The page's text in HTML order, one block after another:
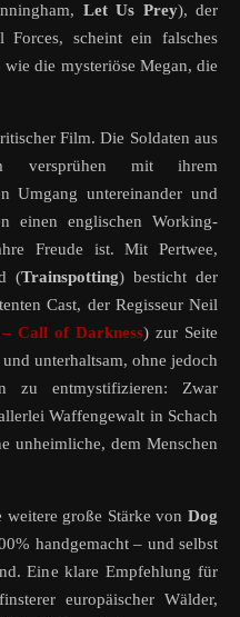
Let Us Prey), der
Forces, scheint ein falsches
die mysteriöse Megan, die
Film. Die Soldaten aus
versprühen mit ihrem
Umgang untereinander und
einen englischen Working-
Freude ist. Mit Pertwee,
(Trainspotting) besticht der
Cast, der Regisseur Neil
Call of Darkness) zur Seite
unterhaltsam, ohne jedoch
zu entmystifizieren: Zwar
Waffengewalt in Schach
unheimliche, dem Menschen
große Stärke von Dog
handgemacht – und selbst
Eine klare Empfehlung für
europäischer Wälder,